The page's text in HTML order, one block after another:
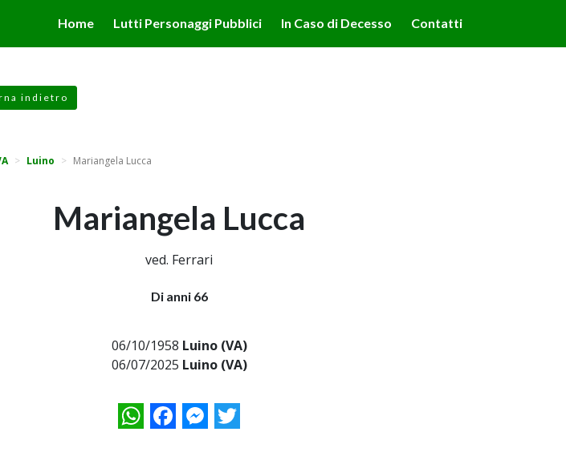
Home Lutti Personaggi Pubblici In Caso di Decesso Contatti
indietro
Luino Mariangela Lucca
Mariangela Lucca
ved. Ferrari
Di anni 66
06/10/1958 Luino (VA)
06/07/2025 Luino (VA)
WhatsAppFacebookMessenger
Twitter
in altra maniera, acconsenti all'uso dei cookie. Ulteriori informazioni